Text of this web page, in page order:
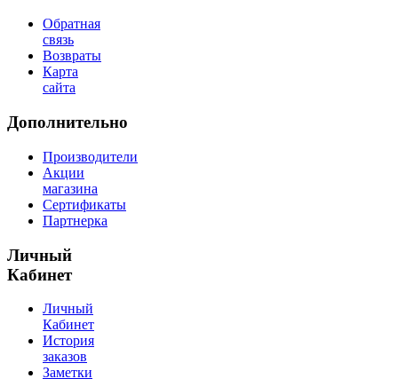
Обратная
связь
Возвраты
Карта
сайта
Дополнительно
Производители
Акции
магазина
Сертификаты
Партнерка
Личный
Кабинет
Личный
Кабинет
История
заказов
Заметки